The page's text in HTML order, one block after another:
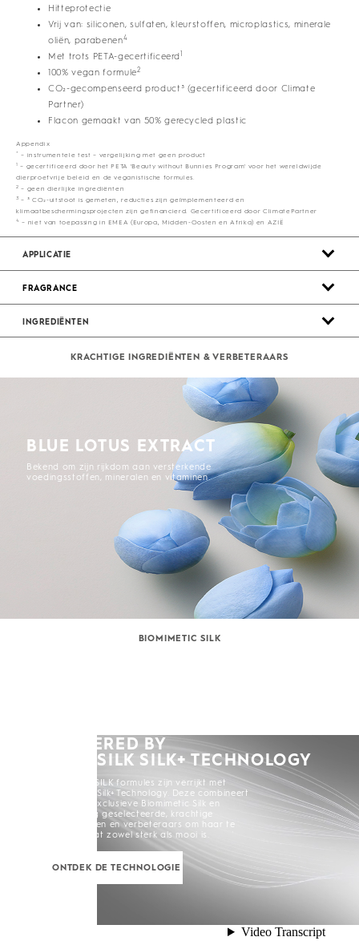
Hitteprotectie
Vrij van: siliconen, sulfaten, kleurstoffen, microplastics, minerale
oliën, parabenen4
Met trots PETA-gecertificeerd1
100% vegan formule2
CO₂-gecompenseerd product³ (gecertificeerd door Climate
Partner)
Flacon gemaakt van 50% gerecycled plastic
Appendix
* – instrumentele test – vergelijking met geen product
1 – gecertificeerd door het PETA 'Beauty without Bunnies Program' voor het wereldwijde
dierproefvrije beleid en de veganistische formules.
2 – geen dierlijke ingrediënten
3 – ³ CO₂-uitstoot is gemeten, reducties zijn geïmplementeerd en
klimaatbeschermingsprojecten zijn gefinancierd. Gecertificeerd door ClimatePartner
4 – niet van toepassing in EMEA (Europa, Midden-Oosten en Afrika) en AZIË
APPLICATIE
FRAGRANCE
INGREDIËNTEN
KRACHTIGE INGREDIËNTEN & VERBETERAARS
BLUE LOTUS EXTRACT
Bekend om zijn rijkdom aan versterkende
voedingsstoffen, mineralen en vitaminen.
BIOMIMETIC SILK
POWERED BY
KERASILK SILK+ TECHNOLOGY
Alle KERASILK formules zijn verrijkt met
KERASILK Silk+ Technology. Deze combineert
Kerasilks exclusieve Biomimetic Silk en
zorgvuldig geselecteerde, krachtige
ingrediënten en verbeteraars om haar te
creëren dat zowel sterk als mooi is.
ONTDEK DE TECHNOLOGIE